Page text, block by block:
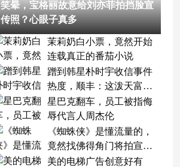
笑晕，宝格丽故意给刘亦菲拍挡脸宣
传照？心眼子真多
茉莉奶白小票，竟然开始
连载真正的番茄小说
蹭到韩星朴时宇收信事件
热度，顺丰：这泼天富贵
终于轮到我了
星巴克翻车，员工被指侮
辱代言人周杰伦
《蜘蛛侠》是懂流量的，
竟然找佛得角门将拍宣传
片
美的电梯广告创意好有